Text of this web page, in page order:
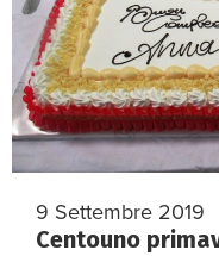
9 Settembre 2019
Centouno